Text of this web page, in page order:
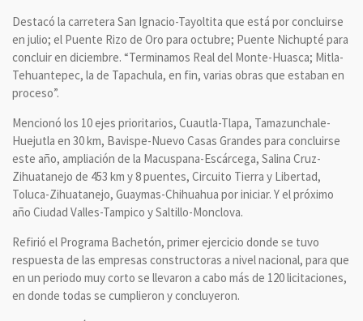
Destacó la carretera San Ignacio-Tayoltita que está por concluirse
en julio; el Puente Rizo de Oro para octubre; Puente Nichupté para
concluir en diciembre. “Terminamos Real del Monte-Huasca; Mitla-
Tehuantepec, la de Tapachula, en fin, varias obras que estaban en
proceso”.
Mencionó los 10 ejes prioritarios, Cuautla-Tlapa, Tamazunchale-
Huejutla en 30 km, Bavispe-Nuevo Casas Grandes para concluirse
este año, ampliación de la Macuspana-Escárcega, Salina Cruz-
Zihuatanejo de 453 km y 8 puentes, Circuito Tierra y Libertad,
Toluca-Zihuatanejo, Guaymas-Chihuahua por iniciar. Y el próximo
año Ciudad Valles-Tampico y Saltillo-Monclova.
Refirió el Programa Bachetón, primer ejercicio donde se tuvo
respuesta de las empresas constructoras a nivel nacional, para que
en un periodo muy corto se llevaron a cabo más de 120 licitaciones,
en donde todas se cumplieron y concluyeron.